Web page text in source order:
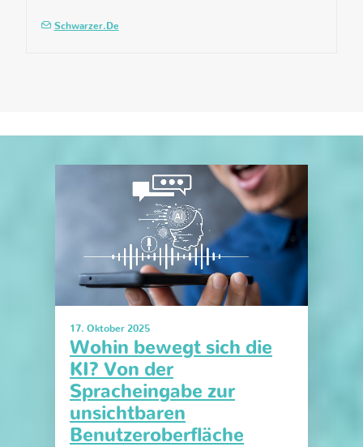
Schwarzer.de
17. Oktober 2025
Wohin bewegt sich die
KI? Von der
Spracheingabe zur
unsichtbaren
Benutzeroberfläche